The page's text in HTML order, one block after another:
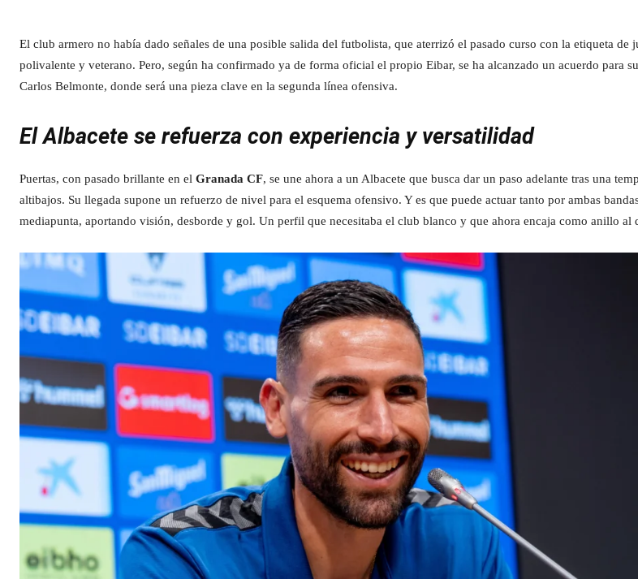
El club armero no había dado señales de una posible salida del futbolista, que aterrizó el pasado curso con la etiqueta de
polivalente y veterano. Pero, según ha confirmado ya de forma oficial el propio Eibar, se ha alcanzado un acuerdo para
Carlos Belmonte, donde será una pieza clave en la segunda línea ofensiva.
El Albacete se refuerza con experiencia y versatilidad
Puertas, con pasado brillante en el Granada CF, se une ahora a un Albacete que busca dar un paso adelante tras una
altibajos. Su llegada supone un refuerzo de nivel para el esquema ofensivo. Y es que puede actuar tanto por ambas
mediapunta, aportando visión, desborde y gol. Un perfil que necesitaba el club blanco y que ahora encaja como anillo al